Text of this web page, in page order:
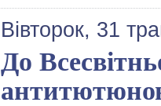
Вівторок, 31
До